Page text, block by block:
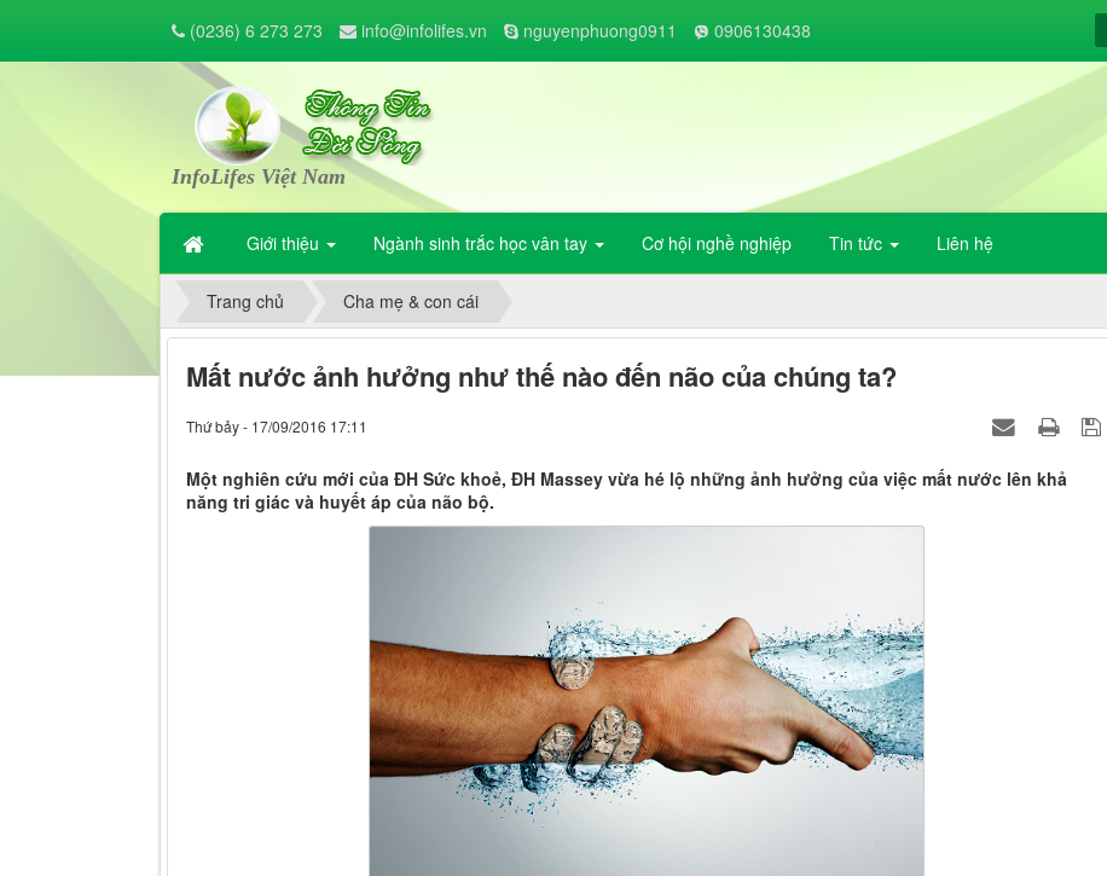
InfoLifes Việt Nam
Giới thiệu Ngành sinh trắc học vân tay Cơ hội nghề nghiệp Tin tức Liên hệ
(0236) 6 273 273 info@infolifes.vn nguyenphuong0911 0906130438
Trang chủ Cha mẹ & con cái
Mất nước ảnh hưởng như thế nào đến não của chúng ta?
Thứ bảy - 17/09/2016 17:11
Một nghiên cứu mới của ĐH Sức khoẻ, ĐH Massey vừa hé lộ những ảnh hưởng của việc mất nước lên khả
năng tri giác và huyết áp của não bộ.